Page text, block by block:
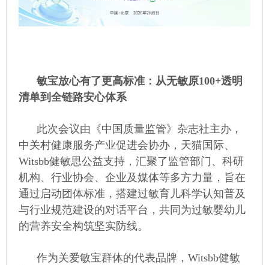
敏宝放心有了更高标准：从无敏原100+透明
清单到全链路安心体系
此次会议由《中国质量监管》杂志社主办，
中关村健康服务产业促进会协办，天猫国际、
Witsbb健敏思公益支持，汇聚了监管部门、科研
机构、行业协会、企业及媒体等多方力量，旨在
通过启动团体标准，搭建过敏育儿科学认知普及
与行业规范建设的对话平台，共同为过敏婴幼儿
的营养安全构筑坚实防线。
作为关爱敏宝群体的代表品牌，Witsbb健敏